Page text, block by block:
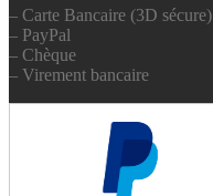
– Carte Bancaire (3D sécure)
– PayPal
– Chèque
– Virement bancaire